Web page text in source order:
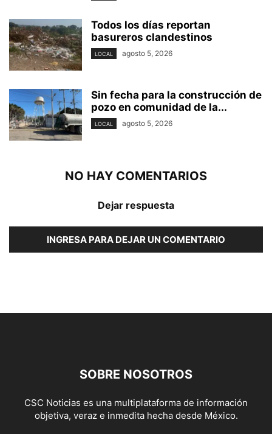
Todos los días reportan
basureros clandestinos
LOCAL agosto 5, 2026
Sin fecha para la construcción de
pozo en comunidad de la...
LOCAL agosto 5, 2026
NO HAY COMENTARIOS
Dejar respuesta
INGRESA PARA DEJAR UN COMENTARIO
SOBRE NOSOTROS
CSC Noticias es una multiplataforma de información
objetiva, veraz e inmedita hecha desde México.